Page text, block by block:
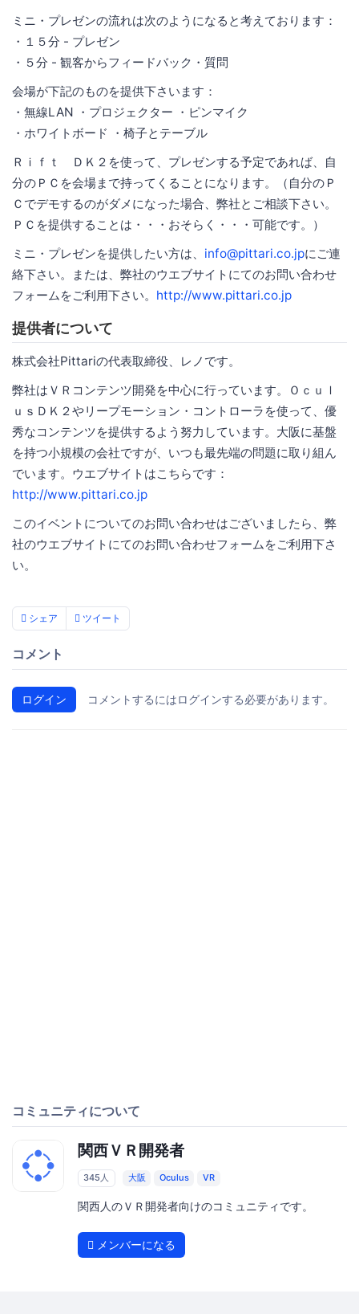
ミニ・プレゼンの流れは次のようになると考えております：
・１５分 - プレゼン
・５分 - 観客からフィードバック・質問
会場が下記のものを提供下さいます：
・無線LAN ・プロジェクター ・ピンマイク
・ホワイトボード ・椅子とテーブル
Ｒｉｆｔ ＤＫ２を使って、プレゼンする予定であれば、自
分のＰＣを会場まで持ってくることになります。（自分のＰ
Ｃでデモするのがダメになった場合、弊社とご相談下さい。
ＰＣを提供することは・・・おそらく・・・可能です。）
ミニ・プレゼンを提供したい方は、 info@pittari.co.jpにご連
絡下さい。または、弊社のウエブサイトにてのお問い合わせ
フォームをご利用下さい。 http://www.pittari.co.jp
提供者について
株式会社Pittariの代表取締役、レノです。
弊社はＶＲコンテンツ開発を中心に行っています。Ｏｃｕｌ
ｕｓＤＫ２やリープモーション・コントローラを使って、優
秀なコンテンツを提供するよう努力しています。大阪に基盤
を持つ小規模の会社ですが、いつも最先端の問題に取り組ん
でいます。ウエブサイトはこちらです：
http://www.pittari.co.jp
このイベントについてのお問い合わせはございましたら、弊
社のウエブサイトにてのお問い合わせフォームをご利用下さ
い。
シェア ツイート
コメント
ログイン コメントするにはログインする必要があります。
コミュニティについて
関西ＶＲ開発者
345人 大阪 Oculus VR
関西人のＶＲ開発者向けのコミュニティです。
メンバーになる